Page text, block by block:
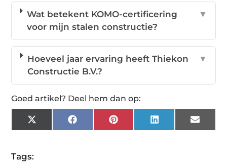
Wat betekent KOMO-certificering
voor mijn stalen constructie?
▼
Hoeveel jaar ervaring heeft Thiekon
Constructie B.V.?
▼
Goed artikel? Deel hem dan op:
X
(Twitter)
FacebookPinterestLinkedInEmail
Tags: